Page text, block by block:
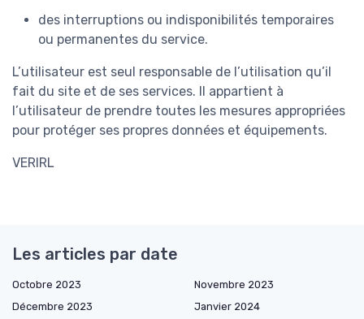
des interruptions ou indisponibilités temporaires
ou permanentes du service.
L’utilisateur est seul responsable de l’utilisation qu’il
fait du site et de ses services. Il appartient à
l’utilisateur de prendre toutes les mesures appropriées
pour protéger ses propres données et équipements.
VERIRL
Les articles par date
Octobre 2023
Novembre 2023
Décembre 2023
Janvier 2024